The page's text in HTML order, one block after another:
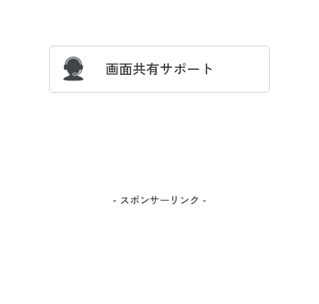
画面共有サポート
- スポンサーリンク -